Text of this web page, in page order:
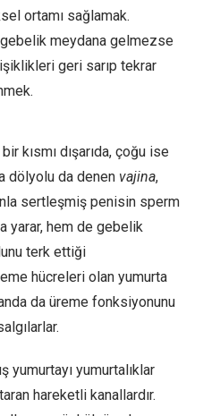
ortamı sağlamak.
meydana gelmezse
geri sarıp tekrar
kısmı dışarıda, çoğu ise
dölyolu da denen vajina,
sertleşmiş penisin sperm
yarar, hem de gebelik
terk ettiği
hücreleri olan yumurta
da üreme fonksiyonunu
yumurtayı yumurtalıklar
hareketli kanallardır.